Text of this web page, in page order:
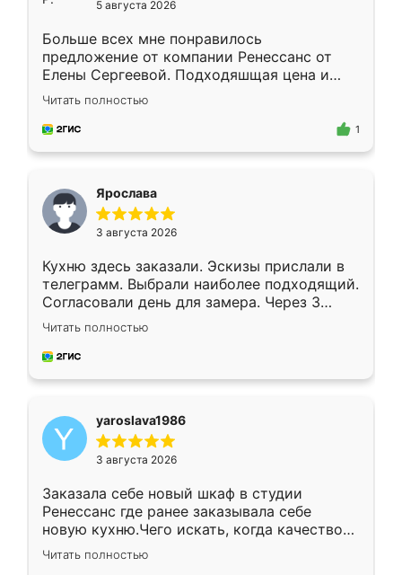
5 августа 2026
Больше всех мне понравилось
предложение от компании Ренессанс от
Елены Сергеевой. Подходяшщая цена и
короткие сроки изготовления. Приехавший
для замера сотрудник Владислав
предложил по моему эскизу самый
Читать полностью
1
Ярослава
3 августа 2026
Кухню здесь заказали. Эскизы прислали в
телеграмм. Выбрали наиболее подходящий.
Согласовали день для замера. Через 3
недели кухня была уже готова. Остались
довольны работой. Спасибо Ренессанс
мебель за качественную работу!
Читать полностью
yaroslava1986
3 августа 2026
Заказала себе новый шкаф в студии
Ренессанс где ранее заказывала себе
новую кухню.Чего искать, когда качеством
вполне довольна. Служит кухня уже почти
два года, нареканий нет.
Читать полностью